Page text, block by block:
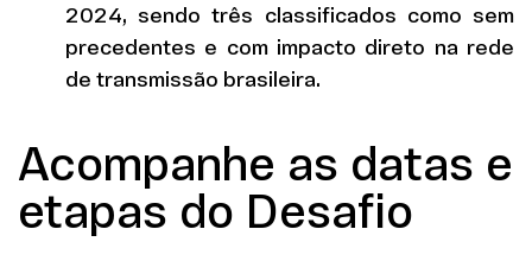
2024, sendo três classificados como sem
precedentes e com impacto direto na rede
de transmissão brasileira.
Acompanhe as datas e
etapas do Desafio